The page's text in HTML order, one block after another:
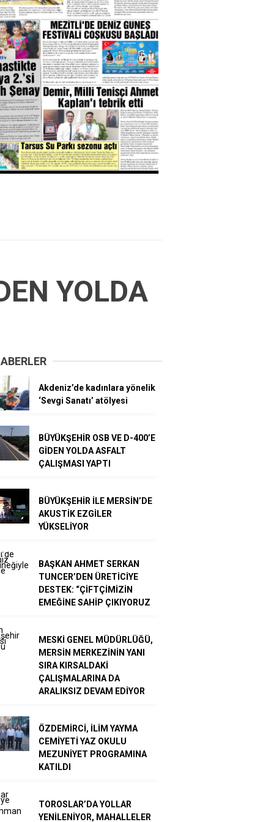
YOLDA
Akdeniz’de kadınlara yönelik
‘Sevgi Sanatı’ atölyesi
BÜYÜKŞEHİR OSB VE D-400’E
GİDEN YOLDA ASFALT
ÇALIŞMASI YAPTI
BÜYÜKŞEHİR İLE MERSİN’DE
AKUSTİK EZGİLER
YÜKSELİYOR
BAŞKAN AHMET SERKAN
TUNCER’DEN ÜRETİCİYE
DESTEK: “ÇİFTÇİMİZİN
EMEĞİNE SAHİP ÇIKIYORUZ
MESKİ GENEL MÜDÜRLÜĞÜ,
MERSİN MERKEZİNİN YANI
SIRA KIRSALDAKİ
ÇALIŞMALARINA DA
ARALIKSIZ DEVAM EDİYOR
ÖZDEMİRCİ, İLİM YAYMA
CEMİYETİ YAZ OKULU
MEZUNİYET PROGRAMINA
KATILDI
TOROSLAR’DA YOLLAR
YENİLENİYOR, MAHALLELER